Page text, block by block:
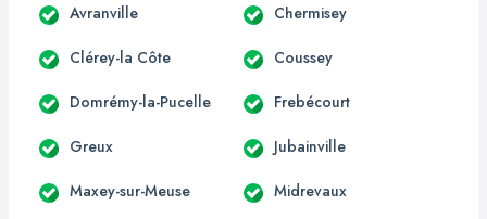
Avranville Chermisey
Clérey-la Côte Coussey
Domrémy-la-Pucelle Frebécourt
Greux Jubainville
Maxey-sur-Meuse Midrevaux